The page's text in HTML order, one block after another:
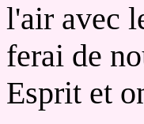
l'air avec
ferai de
Esprit et